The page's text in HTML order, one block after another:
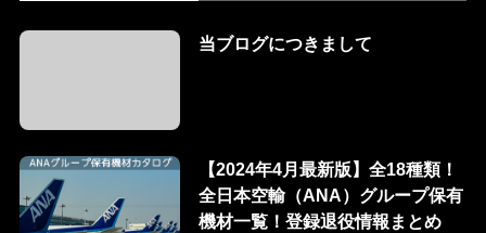
当ブログにつきまして
【2024年4月最新版】全18種類！
全日本空輸（ANA）グループ保有
機材一覧！登録退役情報まとめ